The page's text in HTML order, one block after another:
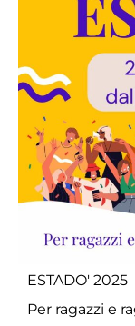
ESTADO' 2025
Per ragazzi e